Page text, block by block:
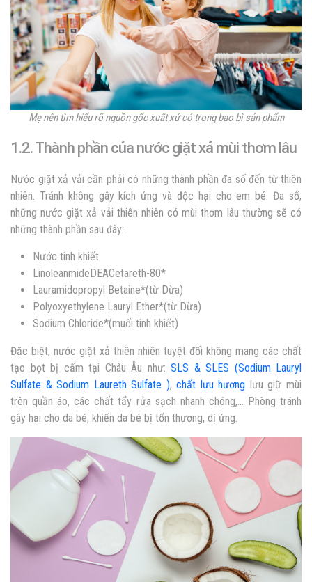
Mẹ nên tìm hiểu rõ nguồn gốc xuất xứ có trong bao bì sản phẩm
1.2. Thành phần của nước giặt xả mùi thơm lâu
Nước giặt xả vải cần phải có những thành phần đa số đến từ thiên
nhiên. Tránh không gây kích ứng và độc hại cho em bé. Đa số,
nhữngnước giặt xả vải thiên nhiên có mùi thơm lâu thường sẽ có
những thành phần sau đây:
Nước tinh khiết
LinoleanmideDEACetareth-80*
Lauramidopropyl Betaine*(từ Dừa)
Polyoxyethylene Lauryl Ether*(từ Dừa)
Sodium Chloride*(muối tinh khiết)
Đặc biệt, nước giặt xả thiên nhiên tuyệt đối không mang các chất
tạo bọt bị cấm tại Châu Âu như: SLS & SLES (Sodium Lauryl
Sulfate & Sodium Laureth Sulfate ),chất lưu hương lưu giữ mùi
trên quần áo, các chất tẩy rửa sạch nhanh chóng,… Phòng tránh
gây hại cho da bé, khiến da bé bị tổn thương, dị ứng.